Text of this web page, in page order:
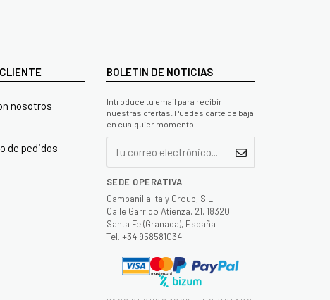
nosotros
de pedidos
BOLETIN DE NOTICIAS
Introduce tu email para recibir
nuestras ofertas. Puedes darte de baja
en cualquier momento.
SEDE OPERATIVA
Campanilla Italy Group, S.L.
Calle Garrido Atienza, 21, 18320
Santa Fe (Granada), España
Tel. +34 958581034